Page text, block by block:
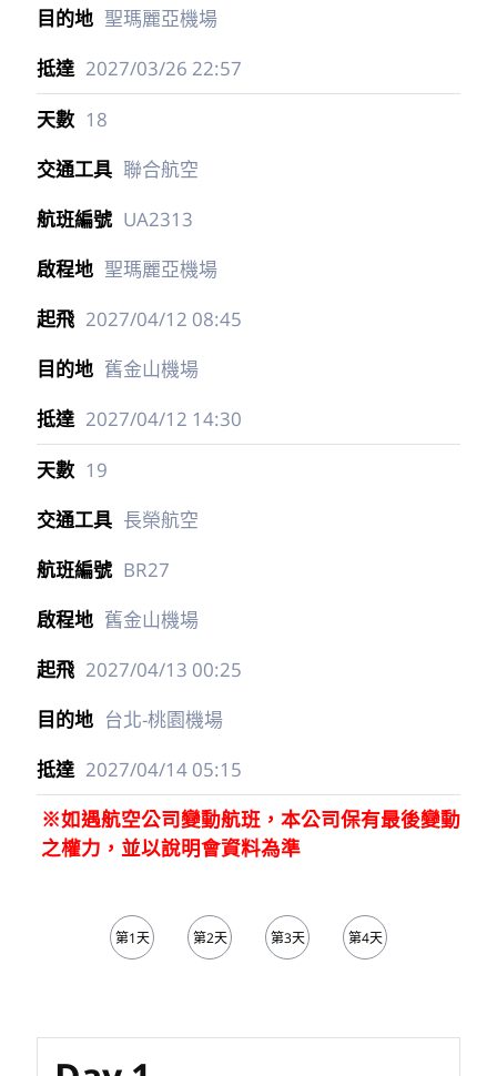
2027/03/2607:00
1
AS1352
洛杉磯機場
2027/03/2615:50
聖瑪麗亞機場
2027/03/2622:57
18
UA2313
聖瑪麗亞機場
2027/04/1208:45
舊金山機場
2027/04/1214:30
19
長榮航空
BR27
舊金山機場
2027/04/13
00:25
2027/04/14